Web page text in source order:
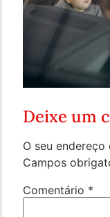
Deixe um
O seu
Campos
Comentário *